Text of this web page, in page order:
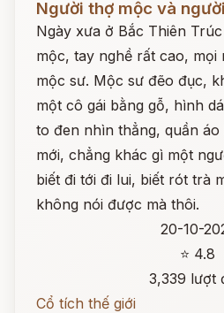
Người thợ mộc và
Ngày xưa ở Bắc Thiên
mộc, tay nghề rất cao, mọi
mộc sư. Mộc sư đẽo đục,
một cô gái bằng gỗ, hình
to đen nhìn thẳng, quần
mới, chẳng khác gì một
biết đi tới đi lui, biết rót trà
không nói được mà thôi.
20-10-
⭐ 4.8
3,339 lượt
Cổ tích thế giới